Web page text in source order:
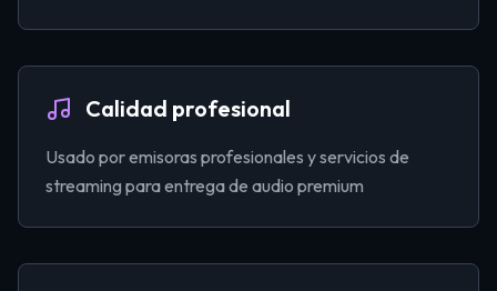
Calidad profesional
Usado por emisoras profesionales y servicios de
streaming para entrega de audio premium